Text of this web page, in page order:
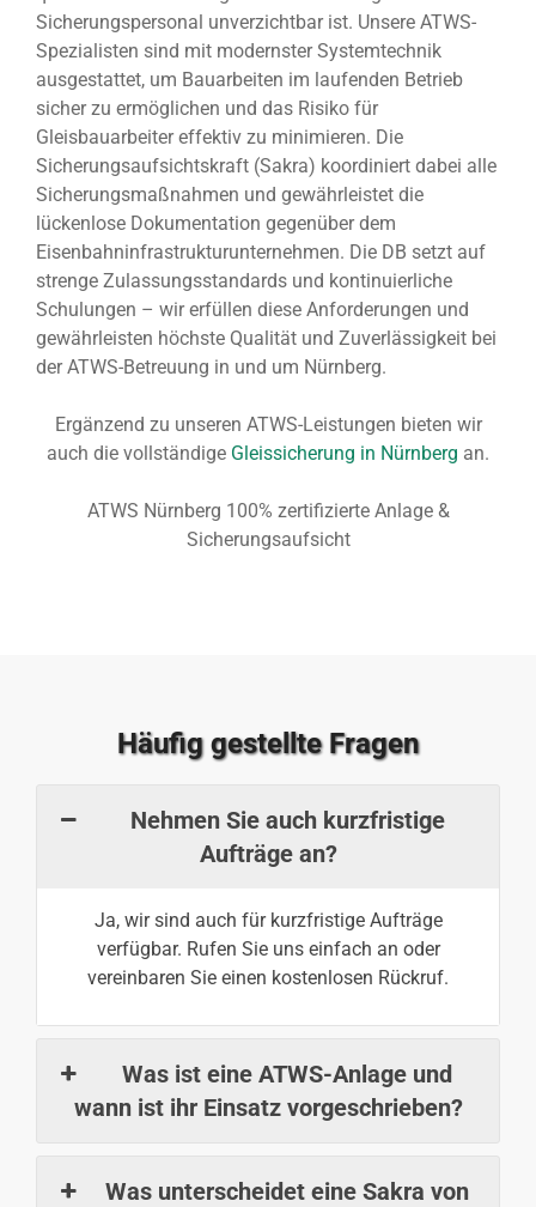
Sicherungspersonal unverzichtbar ist. Unsere ATWS-
Spezialisten sind mit modernster Systemtechnik
ausgestattet, um Bauarbeiten im laufenden Betrieb
sicher zu ermöglichen und das Risiko für
Gleisbauarbeiter effektiv zu minimieren. Die
Sicherungsaufsichtskraft (Sakra) koordiniert dabei alle
Sicherungsmaßnahmen und gewährleistet die
lückenlose Dokumentation gegenüber dem
Eisenbahninfrastrukturunternehmen. Die DB setzt auf
strenge Zulassungsstandards und kontinuierliche
Schulungen – wir erfüllen diese Anforderungen und
gewährleisten höchste Qualität und Zuverlässigkeit bei
der ATWS-Betreuung in und um Nürnberg.
Ergänzend zu unseren ATWS-Leistungen bieten wir
auch die vollständige Gleissicherung in Nürnberg an.
ATWS Nürnberg 100% zertifizierte Anlage &
Sicherungsaufsicht
Häufig gestellte Fragen
Nehmen Sie auch kurzfristige
Aufträge an?
Ja, wir sind auch für kurzfristige Aufträge
verfügbar. Rufen Sie uns einfach an oder
vereinbaren Sie einen kostenlosen Rückruf.
Was ist eine ATWS-Anlage und
wann ist ihr Einsatz vorgeschrieben?
Was unterscheidet eine Sakra von